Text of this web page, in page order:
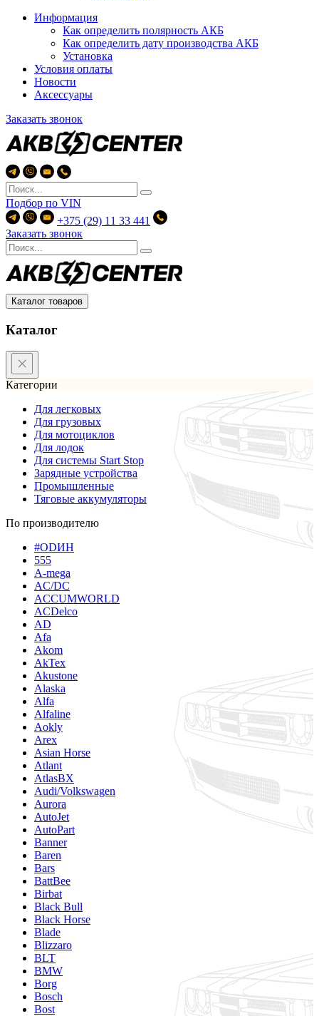
Информация
Как определить полярность АКБ
Как определить дату производства АКБ
Установка
Условия оплаты
Новости
Аксессуары
Заказать звонок
Подбор по VIN
+375 (29) 11 33 441
Заказать звонок
Каталог товаров
Каталог
Категории
Для легковых
Для грузовых
Для мотоциклов
Для лодок
Для системы Start Stop
Зарядные устройства
Промышленные
Тяговые аккумуляторы
По производителю
#ODИН
555
A-mega
AC/DC
ACCUMWORLD
ACDelco
AD
Afa
Akom
AkTex
Akustone
Alaska
Alfa
Alfaline
Aokly
Arex
Asian Horse
Atlant
AtlasBX
Audi/Volkswagen
Aurora
AutoJet
AutoPart
Banner
Baren
Bars
BattBee
Birbat
Black Bull
Black Horse
Blade
Blizzaro
BLT
BMW
Borg
Bosch
Bost